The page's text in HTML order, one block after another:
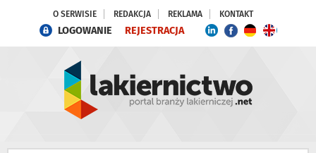
O SERWISIE REDAKCJA REKLAMA KONTAKT
LOGOWANIE REJESTRACJA